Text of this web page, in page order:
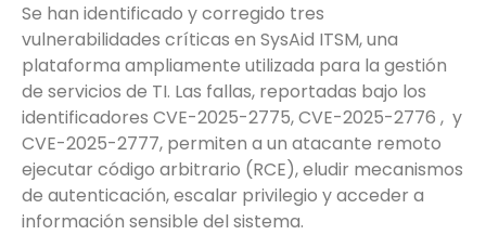
Se han identificado y corregido tres
vulnerabilidades críticas en SysAid ITSM, una
plataforma ampliamente utilizada para la gestión
de servicios de TI. Las fallas, reportadas bajo los
identificadores CVE-2025-2775, CVE-2025-2776 , y
CVE-2025-2777, permiten a un atacante remoto
ejecutar código arbitrario (RCE), eludir mecanismos
de autenticación, escalar privilegio y acceder a
información sensible del sistema.